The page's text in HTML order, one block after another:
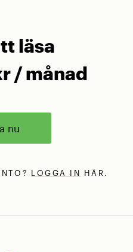
läsa
/ månad
nu
LOGGA IN HÄR.